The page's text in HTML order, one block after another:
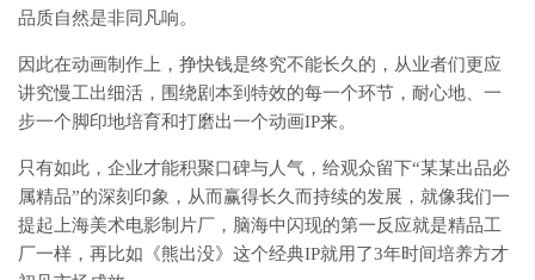
品质自然是非同凡响。
因此在动画制作上，挣快钱是终究不能长久的，从业者们更应
讲究慢工出细活，围绕剧本到特效的每一个环节，耐心地、一
步一个脚印地培育和打磨出一个动画IP来。
只有如此，企业才能积聚口碑与人气，给观众留下“某某出品必
属精品”的深刻印象，从而赢得长久而持续的发展，就像我们一
提起上海美术电影制片厂，脑海中闪现的第一反应就是精品工
厂一样，再比如《熊出没》这个经典IP就用了3年时间培养方才